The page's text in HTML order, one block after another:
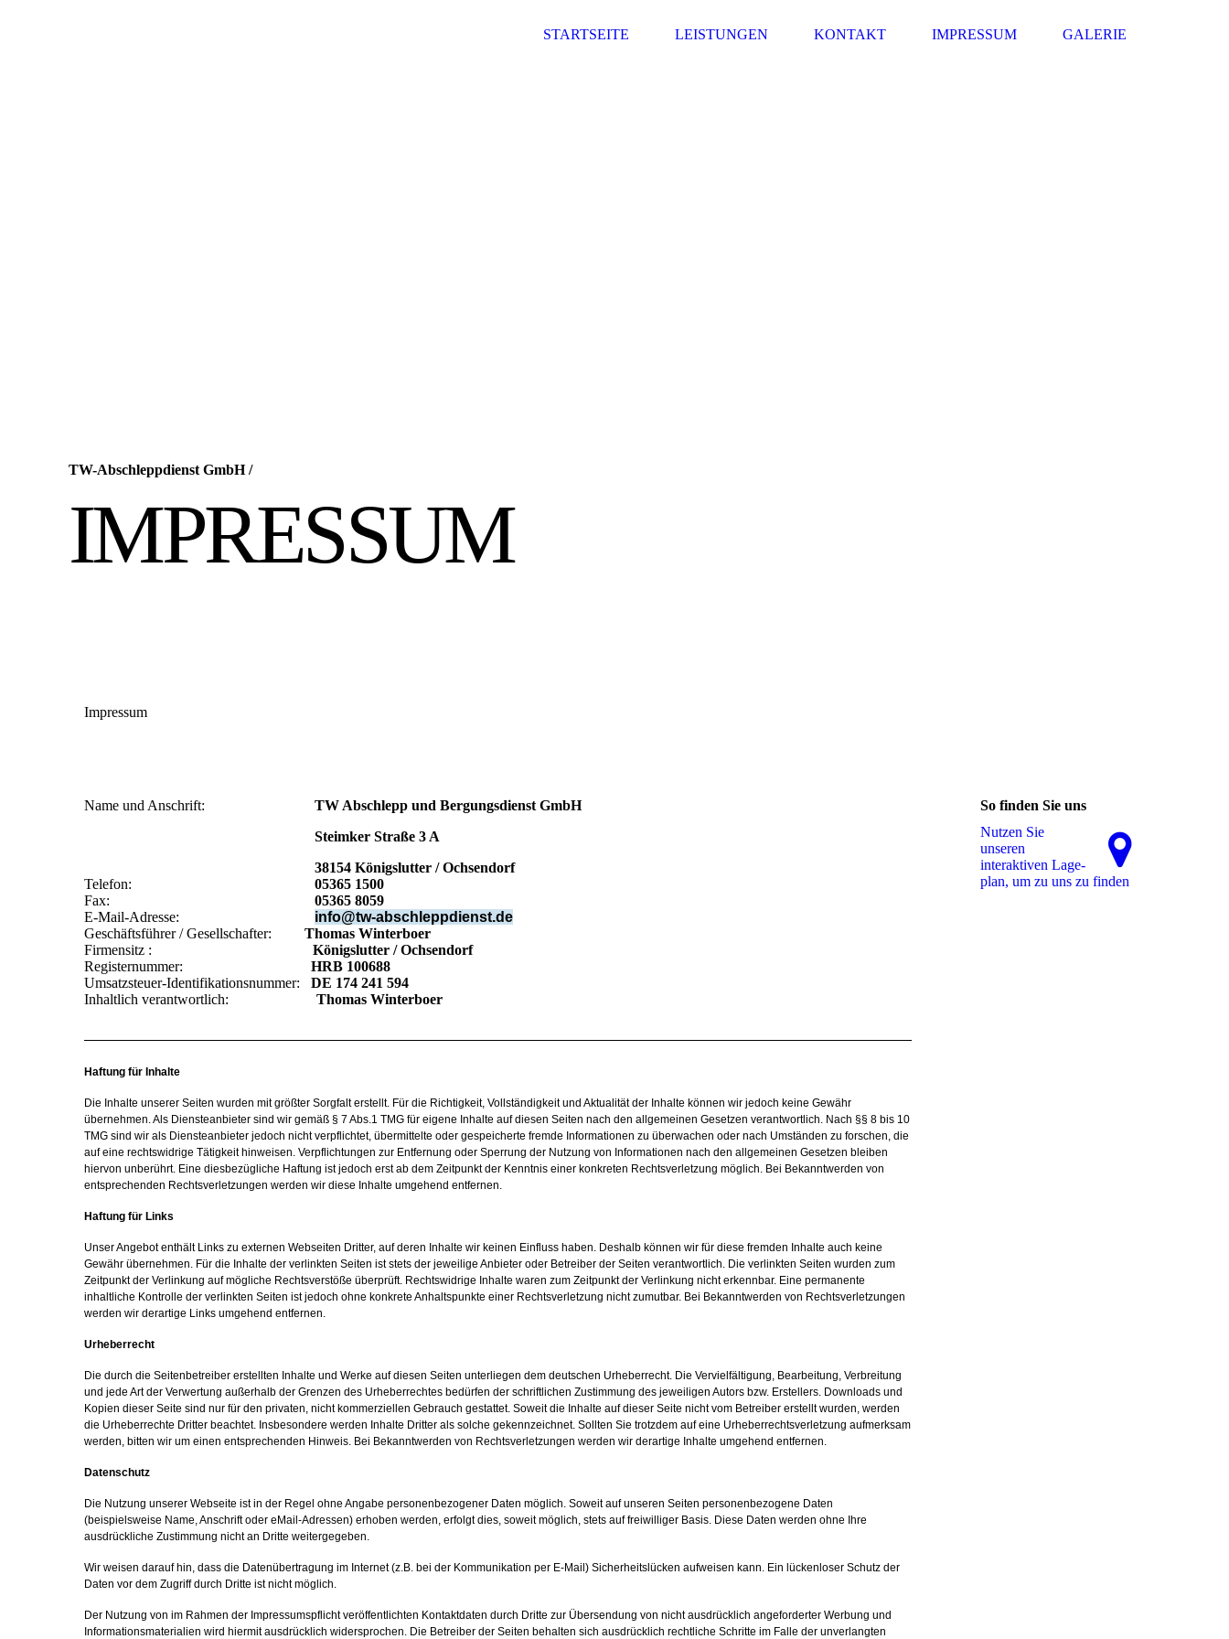
STARTSEITE LEISTUNGEN KONTAKT IMPRESSUM GALERIE
TW-Abschleppdienst GmbH/
IMPRESSUM
Impressum
Name und Anschrift: TW Abschlepp und Bergungsdienst GmbH
Steimker Straße 3 A
38154 Königslutter / Ochsendorf
Telefon: 05365 1500
Fax: 05365 8059
E-Mail-Adresse: info@tw-abschleppdienst.de
Geschäftsführer / Gesellschafter: Thomas Winterboer
Firmensitz : Königslutter / Ochsendorf
Registernummer: HRB 100688
Umsatzsteuer-Identifikationsnummer: DE 174 241 594
Inhaltlich verantwortlich: Thomas Winterboer
Haftung für Inhalte
Die Inhalte unserer Seiten wurden mit größter Sorgfalt erstellt. Für die Richtigkeit, Vollständigkeit und Aktualität der Inhalte können wir jedoch keine Gewähr
übernehmen. Als Diensteanbieter sind wir gemäß § 7 Abs.1 TMG für eigene Inhalte auf diesen Seiten nach den allgemeinen Gesetzen verantwortlich. Nach §§ 8 bis 10
TMG sind wir als Diensteanbieter jedoch nicht verpflichtet, übermittelte oder gespeicherte fremde Informationen zu überwachen oder nach Umständen zu forschen, die
auf eine rechtswidrige Tätigkeit hinweisen. Verpflichtungen zur Entfernung oder Sperrung der Nutzung von Informationen nach den allgemeinen Gesetzen bleiben
hiervon unberührt. Eine diesbezügliche Haftung ist jedoch erst ab dem Zeitpunkt der Kenntnis einer konkreten Rechtsverletzung möglich. Bei Bekanntwerden von
entsprechenden Rechtsverletzungen werden wir diese Inhalte umgehend entfernen.
Haftung für Links
Unser Angebot enthält Links zu externen Webseiten Dritter, auf deren Inhalte wir keinen Einfluss haben. Deshalb können wir für diese fremden Inhalte auch keine
Gewähr übernehmen. Für die Inhalte der verlinkten Seiten ist stets der jeweilige Anbieter oder Betreiber der Seiten verantwortlich. Die verlinkten Seiten wurden zum
Zeitpunkt der Verlinkung auf mögliche Rechtsverstöße überprüft. Rechtswidrige Inhalte waren zum Zeitpunkt der Verlinkung nicht erkennbar. Eine permanente
inhaltliche Kontrolle der verlinkten Seiten ist jedoch ohne konkrete Anhaltspunkte einer Rechtsverletzung nicht zumutbar. Bei Bekanntwerden von Rechtsverletzungen
werden wir derartige Links umgehend entfernen.
Urheberrecht
Die durch die Seitenbetreiber erstellten Inhalte und Werke auf diesen Seiten unterliegen dem deutschen Urheberrecht. Die Vervielfältigung, Bearbeitung, Verbreitung
und jede Art der Verwertung außerhalb der Grenzen des Urheberrechtes bedürfen der schriftlichen Zustimmung des jeweiligen Autors bzw. Erstellers. Downloads und
Kopien dieser Seite sind nur für den privaten, nicht kommerziellen Gebrauch gestattet. Soweit die Inhalte auf dieser Seite nicht vom Betreiber erstellt wurden, werden
die Urheberrechte Dritter beachtet. Insbesondere werden Inhalte Dritter als solche gekennzeichnet. Sollten Sie trotzdem auf eine Urheberrechtsverletzung aufmerksam
werden, bitten wir um einen entsprechenden Hinweis. Bei Bekanntwerden von Rechtsverletzungen werden wir derartige Inhalte umgehend entfernen.
Datenschutz
Die Nutzung unserer Webseite ist in der Regel ohne Angabe personenbezogener Daten möglich. Soweit auf unseren Seiten personenbezogene Daten
(beispielsweise Name, Anschrift oder eMail-Adressen) erhoben werden, erfolgt dies, soweit möglich, stets auf freiwilliger Basis. Diese Daten werden ohne Ihre
ausdrückliche Zustimmung nicht an Dritte weitergegeben.
Wir weisen darauf hin, dass die Datenübertragung im Internet (z.B. bei der Kommunikation per E-Mail) Sicherheitslücken aufweisen kann. Ein lückenloser Schutz der
Daten vor dem Zugriff durch Dritte ist nicht möglich.
Der Nutzung von im Rahmen der Impressumspflicht veröffentlichten Kontaktdaten durch Dritte zur Übersendung von nicht ausdrücklich angeforderter Werbung und
Informationsmaterialien wird hiermit ausdrücklich widersprochen. Die Betreiber der Seiten behalten sich ausdrücklich rechtliche Schritte im Falle der unverlangten
So finden Sie uns
Nutzen Sie
unseren
interaktiven La­ge­
plan, um zu uns zu finden